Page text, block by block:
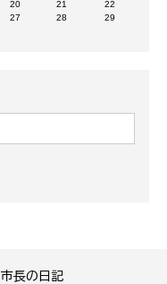
市長の日記
20 21
22
27 28
29